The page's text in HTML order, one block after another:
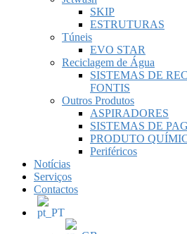
SKIP
ESTRUTURAS
Túneis
EVO STAR
Reciclagem de Água
SISTEMAS DE
FONTIS
Outros Produtos
ASPIRADORES
SISTEMAS DE
PRODUTO
Periféricos
Notícias
Serviços
Contactos